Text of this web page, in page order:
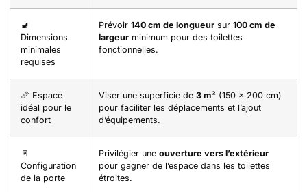
🚽
Dimensions
minimales
requises
Prévoir 140 cm de longueur sur 100 cm de
largeur minimum pour des toilettes
fonctionnelles.
📏 Espace
idéal pour le
confort
Viser une superficie de 3 m² (150 x 200 cm)
pour faciliter les déplacements et l’ajout
d’équipements.
🚪
Configuration
de la porte
Privilégier une ouverture vers l’extérieur
pour gagner de l’espace dans les toilettes
étroites.